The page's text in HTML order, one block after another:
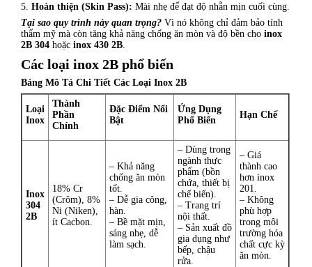
5. Hoàn thiện (Skin Pass): Mài nhẹ để đạt độ nhẵn mịn cuối cùng.
Tại sao quy trình này quan trọng? Vì nó không chỉ đảm bảo tính
thẩm mỹ mà còn tăng khả năng chống ăn mòn và độ bền cho inox
2B 304 hoặc inox 430 2B
Các loại inox 2B phổ biến
Bảng Mô Tả Chi Tiết Các Loại Inox 2B
Loại
Inox
Thành
Phần
Chính
Đặc Điểm Nổi
Bật
Ứng Dụng
Phổ Biến
Hạn Chế
Inox
304
2B
18% Cr
(Crôm), 8%
Ni (Niken),
ít Cacbon.
– Khả năng
chống ăn mòn
tốt.
– Dễ gia công,
hàn.
– Bề mặt mịn,
sáng nhẹ, dễ
làm sạch.
– Dùng trong
ngành thực
phẩm (bồn
chứa, thiết bị
chế biến).
– Trang trí
nội thất.
– Sản xuất đồ
gia dụng như
bếp, chậu
rửa.
– Giá
thành cao
hơn inox
201.
– Không
phù hợp
trong môi
trường hóa
chất cực kỳ
ăn mòn.